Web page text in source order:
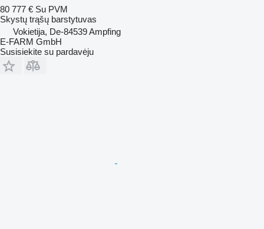
80 777 € Su PVM
Skystų trąšų barstytuvas
Vokietija, De-84539 Ampfing
E-FARM GmbH
Susisiekite su pardavėju